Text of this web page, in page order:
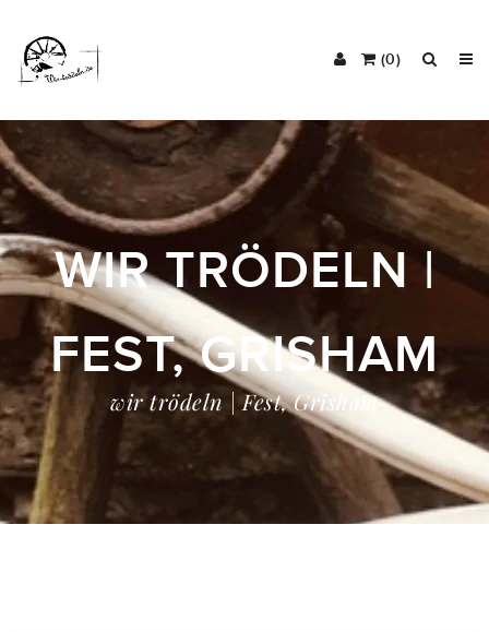
(0)
WIR TRÖDELN |
FEST, GRISHAM
wir trödeln | Fest, Grisham